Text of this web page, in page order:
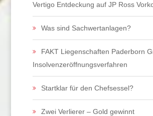
Vertigo Entdeckung auf JP Ross
Was sind Sachwertanlagen?
FAKT Liegenschaften Paderborn
Insolvenzeröffnungsverfahren
Startklar für den Chefsessel?
Zwei Verlierer – Gold gewinnt